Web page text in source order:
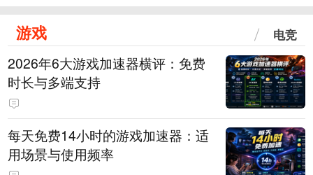
游戏 电竞
2026年6大游戏加速器横评：免费
时长与多端支持
每天免费14小时的游戏加速器：适
用场景与使用频率